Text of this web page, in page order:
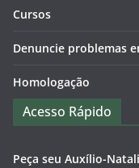
Cursos
Denuncie problemas
Homologação
Acesso Rápido
Peça seu Auxílio-